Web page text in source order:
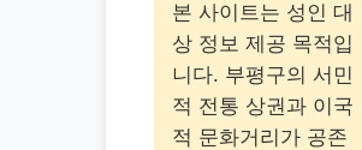
본 사이트는 성인 대
상 정보 제공 목적입
니다. 부평구의 서민
적 전통 상권과 이국
적 문화거리가 공존